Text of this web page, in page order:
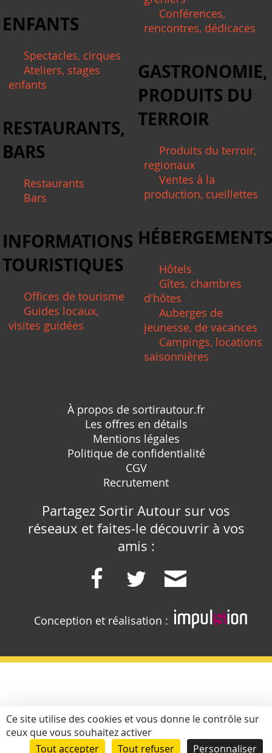
Conférences,
rencontres, dédicaces
ENFANTS
Spectacles, cirques
Ateliers, stages
enfants
GASTRONOMIE,
PRODUITS DU
TERROIR
Produits du terroir,
regionaux
Ventes à la
production, cueillettes
RESTAURANTS,
BARS
Restaurants
Bars
Hôtels
Gîtes, chambres
d'hôtes
Auberges de
jeunesse, de vacances
Campings, locations
saisonnières
INFORMATIONS
TOURISTIQUES
Offices de tourisme
Guides locaux,
visites guidées
À propos de sortirautour.fr
Les offres en détails
Mentions légales
Politique de confidentialité
CGV
Recrutement
Partagez Sortir Autour sur vos
réseaux et faites-le découvrir à vos
amis :
Conception et réalisation :
Ce site utilise des cookies et vous donne le contrôle sur
ceux que vous souhaitez activer
Tout accepter
Tout refuser Personnaliser